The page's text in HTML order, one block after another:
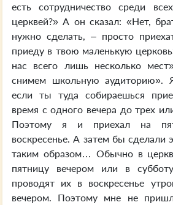
есть сотрудничество среди
церквей?» А он сказал: «Нет,
нужно сделать, – просто
приеду в твою маленькую
нас всего лишь несколько
снимем школьную аудиторию».
если ты туда собираешься
время с одного вечера до трех
Поэтому я и приехал на
воскресенье. А затем бы сделали
таким образом… Обычно в
пятницу вечером или в
проводят их в воскресенье
вечером. Поэтому мне не